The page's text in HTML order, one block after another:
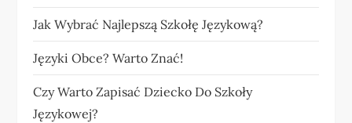
Jak Wybrać Najlepszą Szkołę Językową?
Języki Obce? Warto Znać!
Czy Warto Zapisać Dziecko Do Szkoły
Językowej?